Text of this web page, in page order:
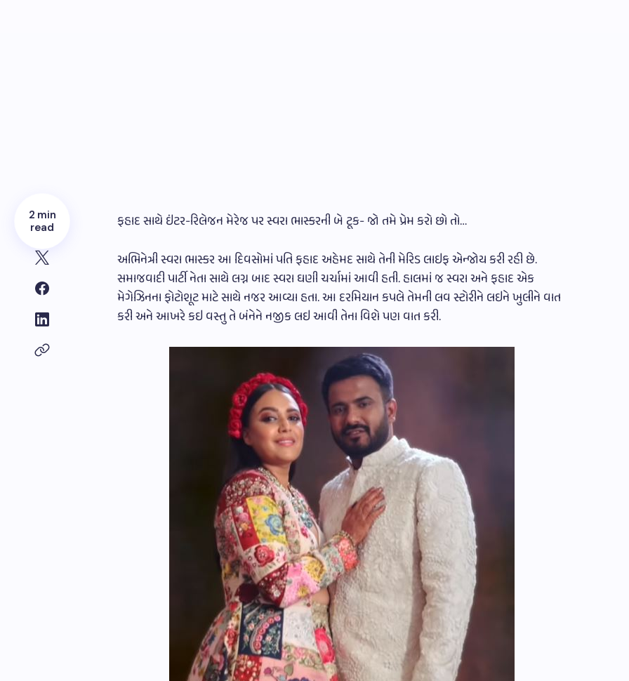
2 min
read
ફહાદ સાથે ઇંટર-રિલેજન મેરેજ પર સ્વરા ભાસ્કરની બે ટૂક- જો તમે પ્રેમ કરો છો તો…
અભિનેત્રી સ્વરા ભાસ્કર આ દિવસોમાં પતિ ફહાદ અહેમદ સાથે તેની મેરિડ લાઇફ એન્જોય કરી રહી છે.
સમાજવાદી પાર્ટી નેતા સાથે લગ્ન બાદ સ્વરા ઘણી ચર્ચામાં આવી હતી. હાલમાં જ સ્વરા અને ફહાદ એક
મેગેઝિનના ફોટોશૂટ માટે સાથે નજર આવ્યા હતા. આ દરમિયાન કપલે તેમની લવ સ્ટોરીને લઇને ખુલીને વાત
કરી અને આખરે કઇ વસ્તુ તે બંનેને નજીક લઇ આવી તેના વિશે પણ વાત કરી.